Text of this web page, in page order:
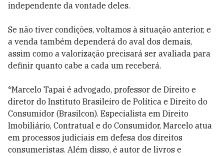
independente da vontade deles.
Se não tiver condições, voltamos à situação anterior, e
a venda também dependerá do aval dos demais,
assim como a valorização precisará ser avaliada para
definir quanto cabe a cada um receberá.
*Marcelo Tapai é advogado, professor de Direito e
diretor do Instituto Brasileiro de Política e Direito do
Consumidor (Brasilcon). Especialista em Direito
Imobiliário, Contratual e do Consumidor, Marcelo atua
em processos judiciais em defesa dos direitos
consumeristas. Além disso, é autor de livros e